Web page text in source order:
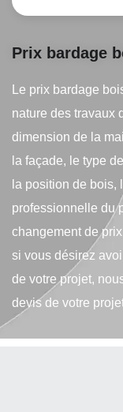
Prix bardage
Le prix bardage
nature des travaux
dimension de la
la façade, le type
la position de bois,
professionnelle du
changement de
si vous désirez
de votre projet,
devis de votre